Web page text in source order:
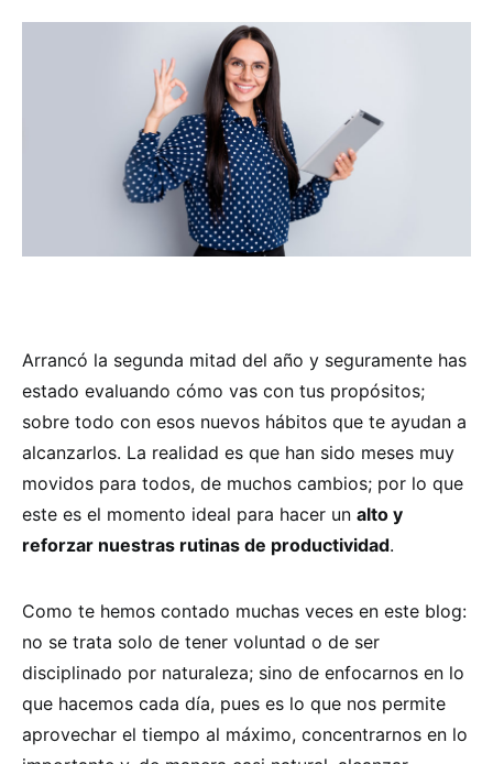
Arrancó la segunda mitad del año y seguramente has
estado evaluando cómo vas con tus propósitos;
sobre todo con esos nuevos hábitos que te ayudan a
alcanzarlos. La realidad es que han sido meses muy
movidos para todos, de muchos cambios; por lo que
este es el momento ideal para hacer un alto y
reforzar nuestras rutinas de productividad.
Como te hemos contado muchas veces en este blog:
no se trata solo de tener voluntad o de ser
disciplinado por naturaleza; sino de enfocarnos en lo
que hacemos cada día, pues es lo que nos permite
aprovechar el tiempo al máximo, concentrarnos en lo